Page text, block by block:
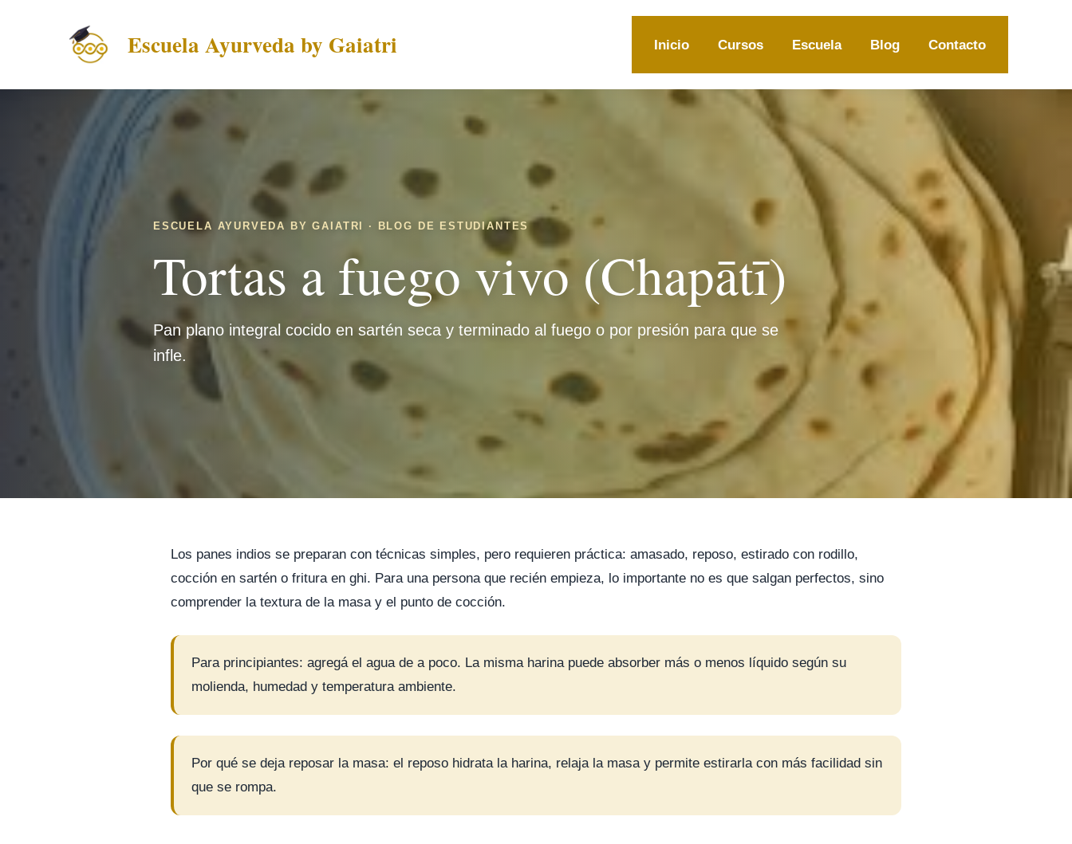
Escuela Ayurveda by Gaiatri Inicio Cursos Escuela Blog Contacto
ESCUELA AYURVEDA BY GAIATRI · BLOG DE ESTUDIANTES
Tortas a fuego vivo (Chapātī)
Pan plano integral cocido en sartén seca y terminado al fuego o por presión para que se
infle.
Los panes indios se preparan con técnicas simples, pero requieren práctica: amasado, reposo, estirado con rodillo,
cocción en sartén o fritura en ghi. Para una persona que recién empieza, lo importante no es que salgan perfectos, sino
comprender la textura de la masa y el punto de cocción.
Para principiantes: agregá el agua de a poco. La misma harina puede absorber más o menos líquido según su
molienda, humedad y temperatura ambiente.
Por qué se deja reposar la masa: el reposo hidrata la harina, relaja la masa y permite estirarla con más facilidad sin
que se rompa.